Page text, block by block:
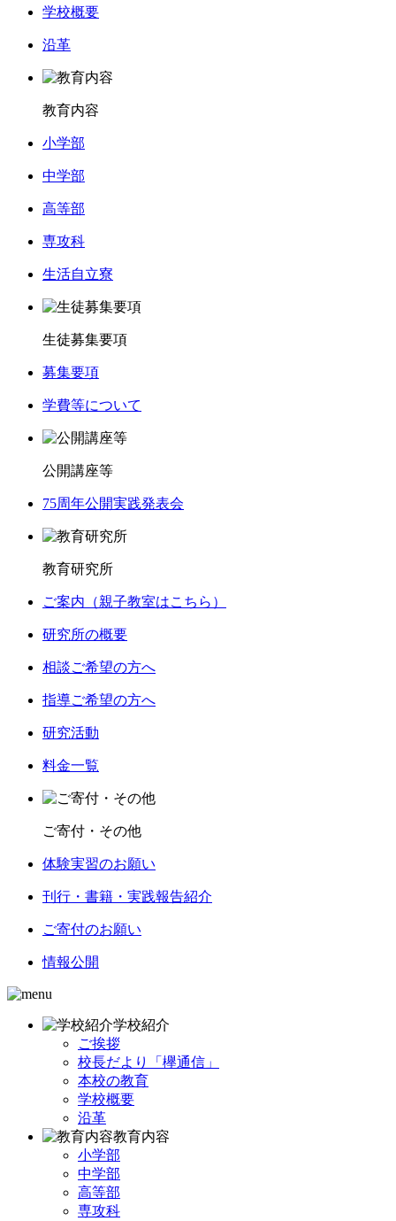
学校概要
沿革
教育内容
小学部
中学部
高等部
専攻科
生活自立寮
生徒募集要項
募集要項
学費等について
公開講座等
75周年公開実践発表会
教育研究所
ご案内（親子教室はこちら）
研究所の概要
相談ご希望の方へ
指導ご希望の方へ
研究活動
料金一覧
ご寄付・その他
体験実習のお願い
刊行・書籍・実践報告紹介
ご寄付のお願い
情報公開
学校紹介
ご挨拶
校長だより「欅通信」
本校の教育
学校概要
沿革
教育内容
小学部
中学部
高等部
専攻科